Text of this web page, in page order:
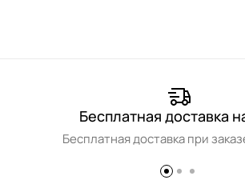
Бесплатная доставка
Бесплатная доставка при